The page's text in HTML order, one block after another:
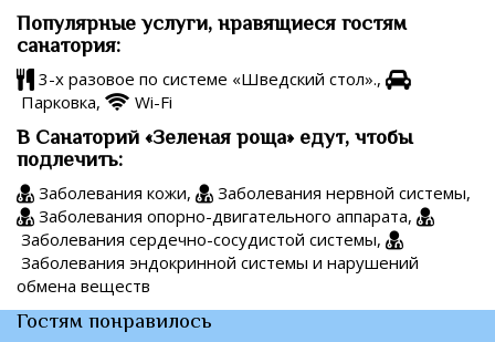
Популярные услуги, нравящиеся гостям
санатория:
3-х разовое по системе «Шведский стол».,
Парковка,
Wi-Fi
В Санаторий «Зеленая роща» едут, чтобы
подлечить:
Заболевания кожи,
Заболевания нервной системы,
Заболевания опорно-двигательного аппарата,
Заболевания сердечно-сосудистой системы,
Заболевания эндокринной системы и нарушений
обмена веществ
Гостям понравилось